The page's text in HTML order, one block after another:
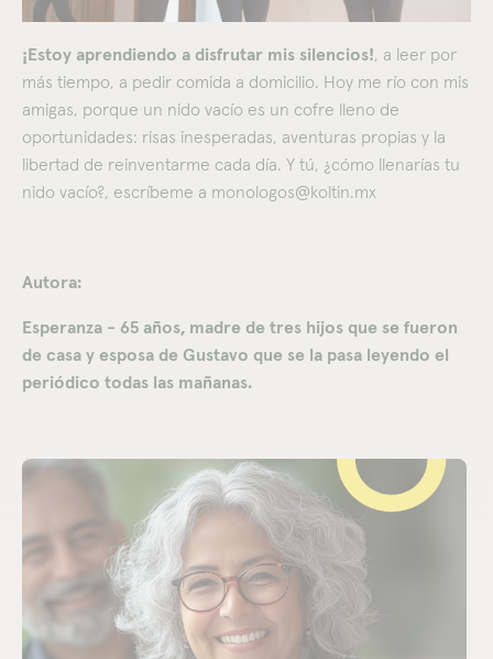
¡Estoy aprendiendo a disfrutar mis silencios!, a leer por
más tiempo, a pedir comida a domicilio. Hoy me río con mis
amigas, porque un nido vacío es un cofre lleno de
oportunidades: risas inesperadas, aventuras propias y la
libertad de reinventarme cada día. Y tú, ¿cómo llenarías tu
nido vacío?, escríbeme a monologos@koltin.mx
Autora:
Esperanza - 65 años, madre de tres hijos que se fueron
de casa y esposa de Gustavo que se la pasa leyendo el
periódico todas las mañanas.